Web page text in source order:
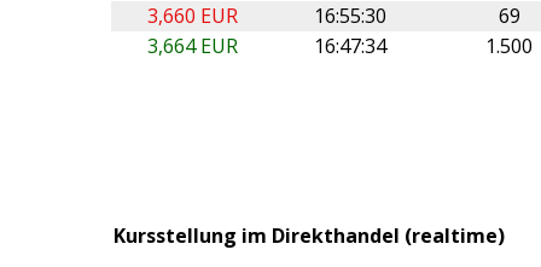
3,660 EUR
16:55:30
69
3,664 EUR
16:47:34 1.500
Kursstellung im Direkthandel (realtime)